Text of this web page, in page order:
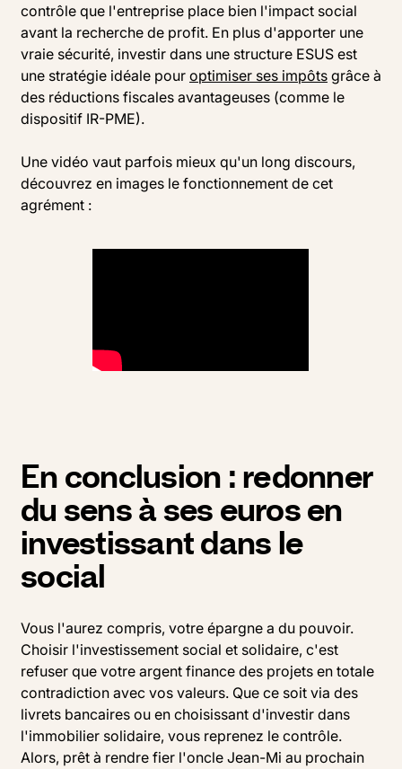
contrôle que l'entreprise place bien l'impact social
avant la recherche de profit. En plus d'apporter une
vraie sécurité, investir dans une structure ESUS est
une stratégie idéale pour optimiser ses impôts grâce à
des réductions fiscales avantageuses (comme le
dispositif IR-PME).
Une vidéo vaut parfois mieux qu'un long discours,
découvrez en images le fonctionnement de cet
agrément :
En conclusion : redonner
du sens à ses euros en
investissant dans le
social
Vous l'aurez compris, votre épargne a du pouvoir.
Choisir l'investissement social et solidaire, c'est
refuser que votre argent finance des projets en totale
contradiction avec vos valeurs. Que ce soit via des
livrets bancaires ou en choisissant d'investir dans
l'immobilier solidaire, vous reprenez le contrôle.
Alors, prêt à rendre fier l'oncle Jean-Mi au prochain